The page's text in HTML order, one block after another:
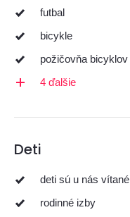
futbal
bicykle
požičovňa bicyklov
4 ďalšie
Deti
deti sú u nás vítané
rodinné izby